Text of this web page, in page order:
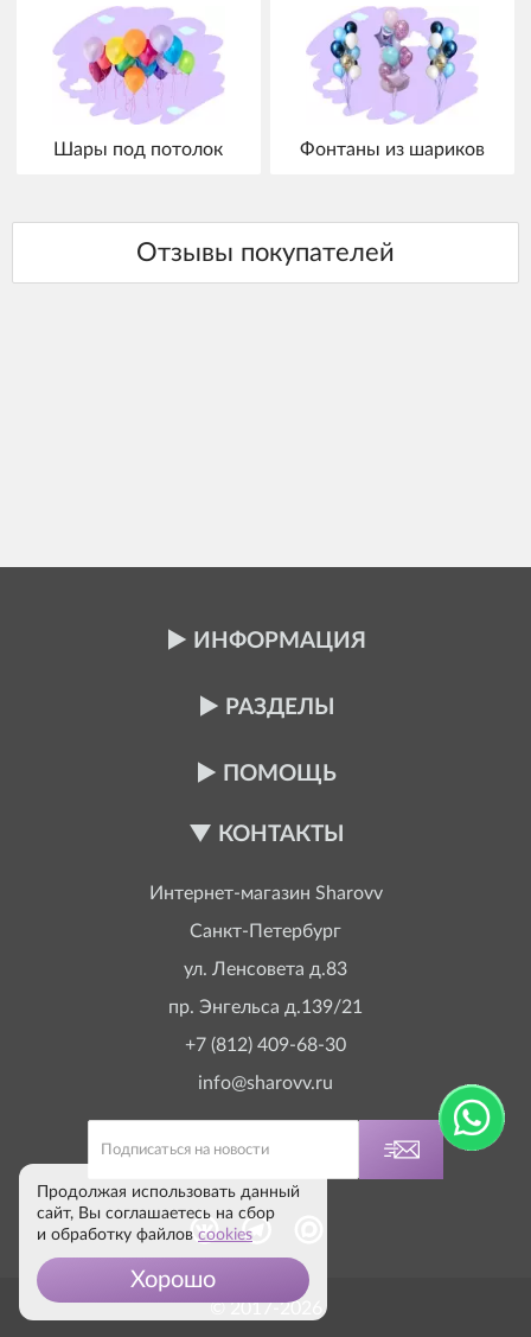
Шары под потолок Фонтаны из шариков
ИНФОРМАЦИЯ
РАЗДЕЛЫ
ПОМОЩЬ
КОНТАКТЫ
Интернет-магазин Sharovv
Санкт-Петербург
ул. Ленсовета д.83
пр. Энгельса д.139/21
+7 (812) 409-68-30
info@sharovv.ru
© 2017-2026
Продолжая использовать данный
сайт, Вы соглашаетесь на сбор
и обработку файлов cookies
Хорошо